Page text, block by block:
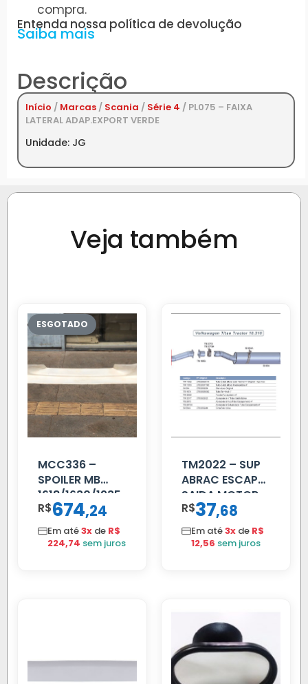
compra.
Entenda nossa política de devolução
Saiba mais
Descrição
Início / Marcas / Scania / Série 4 / PL075 – FAIXA
LATERAL ADAP.EXPORT VERDE
Unidade: JG
Veja também
MCC336 –
SPOILER MB
1618/1630/1935
04 FAR
C/BIGOD
R$674,24
Em até3x de R$
224,74 sem juros
TM2022 – SUP
ABRAC ESCAP
SAIDA MOTOR
VW TITAN
R$37,68
Em até3x de R$
12,56 sem juros